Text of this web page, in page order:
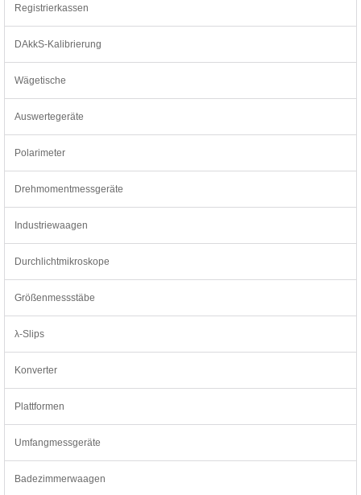
Registrierkassen
DAkkS-Kalibrierung
Wägetische
Auswertegeräte
Polarimeter
Drehmomentmessgeräte
Industriewaagen
Durchlichtmikroskope
Größenmessstäbe
λ-Slips
Konverter
Plattformen
Umfangmessgeräte
Badezimmerwaagen